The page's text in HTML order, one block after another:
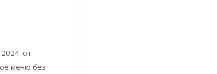
от
меню без